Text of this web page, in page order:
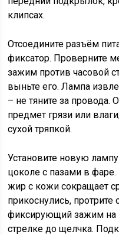
клипсах.
Отсоедините разъём
фиксатор. Проверните
зажим против часовой
выньте его. Лампа
– не тяните за провода.
предмет грязи или
сухой тряпкой.
Установите новую
цоколе с пазами в
жир с кожи сокращает
прикоснулись, протрите
фиксирующий зажим на
стрелке до щелчка.